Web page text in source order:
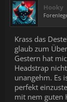
Hooky
Krass das
glaub zum
Gestern hat
Headstrap
unangehm. Es
perfekt
mit nem guten